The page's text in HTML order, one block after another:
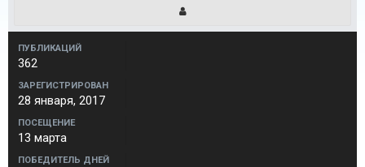
ПУБЛИКАЦИЙ
362
ЗАРЕГИСТРИРОВАН
28 января, 2017
ПОСЕЩЕНИЕ
13 марта
ПОБЕДИТЕЛЬ ДНЕЙ